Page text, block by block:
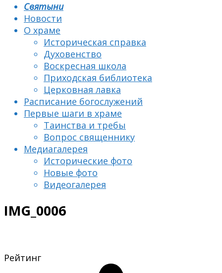
Святыни
Новости
О храме
Историческая справка
Духовенство
Воскресная школа
Приходская библиотека
Церковная лавка
Расписание богослужений
Первые шаги в храме
Таинства и требы
Вопрос священнику
Медиагалерея
Исторические фото
Новые фото
Видеогалерея
IMG_0006
Рейтинг